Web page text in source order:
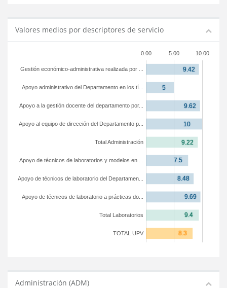
Valores medios por descriptores de servicio
0.00 5.00 10.00
TOTAL UPV
Total Laboratorios
Apoyo de técnicos de laboratorio a prácticas do...
Apoyo de técnicos de laboratorio del Departamen...
Apoyo de técnicos de laboratorios y modelos en ...
Total Administración
Apoyo al equipo de dirección del Departamento p...
Apoyo a la gestión docente del departamento por...
Apoyo administrativo del Departamento en los tí...
Gestión económico-administrativa realizada por ...
Administración (ADM)